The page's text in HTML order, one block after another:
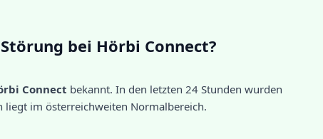
bei Hörbi Connect?
Connect bekannt. In den letzten 24 Stunden wurden
liegt im österreichweiten Normalbereich.